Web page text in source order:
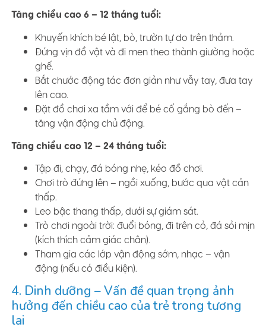
Tăng chiều cao 6 – 12 tháng tuổi:
Khuyến khích bé lật, bò, trườn tự do trên thảm.
Đứng vịn đồ vật và đi men theo thành giường hoặc
ghế.
Bắt chước động tác đơn giản như vẫy tay, đưa tay
lên cao.
Đặt đồ chơi xa tầm với để bé cố gắng bò đến –
tăng vận động chủ động.
Tăng chiều cao 12 – 24 tháng tuổi:
Tập đi, chạy, đá bóng nhẹ, kéo đồ chơi.
Chơi trò đứng lên – ngồi xuống, bước qua vật cản
thấp.
Leo bậc thang thấp, dưới sự giám sát.
Trò chơi ngoài trời: đuổi bóng, đi trên cỏ, đá sỏi mịn
(kích thích cảm giác chân).
Tham gia các lớp vận động sớm, nhạc – vận
động (nếu có điều kiện).
4. Dinh dưỡng – Vấn đề quan trọng ảnh
hưởng đến chiều cao của trẻ trong tương
lai